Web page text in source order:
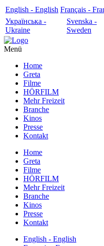
English - English Français -
Українська -
Ukraine
Svenska -
Sweden
Menü
Home
Greta
Filme
HÖRFILM
Mehr Freizeit
Branche
Kinos
Presse
Kontakt
Home
Greta
Filme
HÖRFILM
Mehr Freizeit
Branche
Kinos
Presse
Kontakt
English - English